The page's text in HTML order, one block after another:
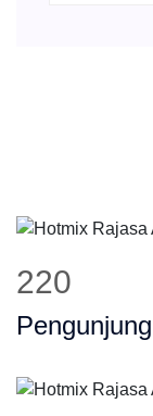
265
Pengunjung